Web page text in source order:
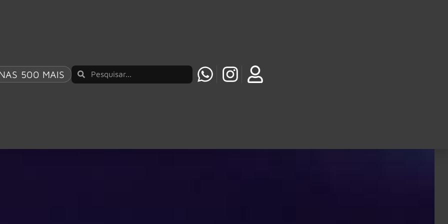
500 MAIS